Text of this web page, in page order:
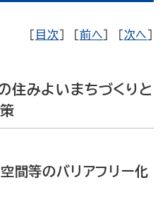
目次 前へ 次へ
住みよいまちづくりと
間等のバリアフリー化